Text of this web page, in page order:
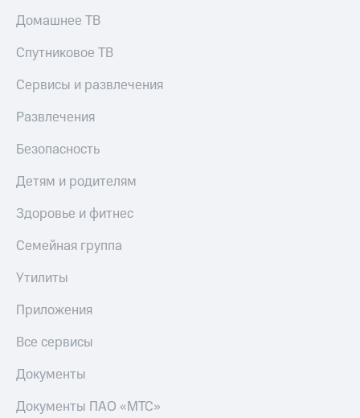
Домашнее ТВ
Спутниковое ТВ
Сервисы и развлечения
Развлечения
Безопасность
Детям и родителям
Здоровье и фитнес
Семейная группа
Утилиты
Приложения
Все сервисы
Документы
Документы ПАО «МТС»